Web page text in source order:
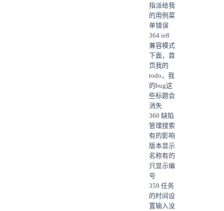
指派给我
的用例菜
单错误
364 ie8
兼容模式
下面，首
页我的
todo，我
的bug这
些标题会
消失
360 缺陷
管理搜索
有的影响
版本显示
名称有的
只显示编
号
359 任务
的时间设
置输入没